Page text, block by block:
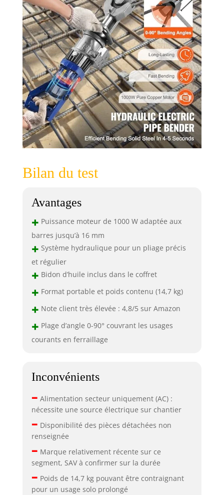
Bilan du test
Avantages
+ Puissance moteur de 1000 W adaptée aux
barres jusqu’à 16 mm
+ Système hydraulique pour un pliage précis
et régulier
+ Bidon d’huile inclus dans le coffret
+ Format portable et poids contenu (14,7 kg)
+ Note client très élevée : 4,8/5 sur Amazon
+ Plage d’angle 0-90° couvrant les usages
courants en ferraillage
Inconvénients
– Alimentation secteur uniquement (AC) :
nécessite une source électrique sur chantier
– Disponibilité des pièces détachées non
renseignée
– Marque relativement récente sur ce
segment, SAV à confirmer sur la durée
– Poids de 14,7 kg pouvant être contraignant
pour un usage solo prolongé